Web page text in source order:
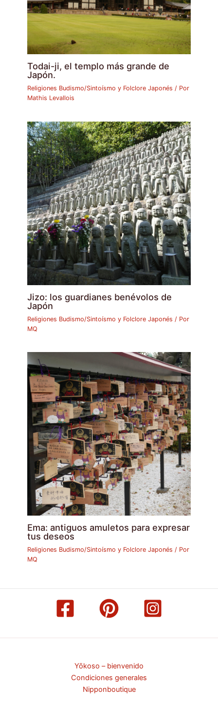
Todai-ji, el templo más grande de
Japón.
Religiones Budismo/Sintoísmo y Folclore Japonés / Por
Mathis Levallois
Jizo: los guardianes benévolos de
Japón
Religiones Budismo/Sintoísmo y Folclore Japonés / Por
MQ
Ema: antiguos amuletos para expresar
tus deseos
Religiones Budismo/Sintoísmo y Folclore Japonés / Por
MQ
Yōkoso – bienvenido
Condiciones generales
Nipponboutique